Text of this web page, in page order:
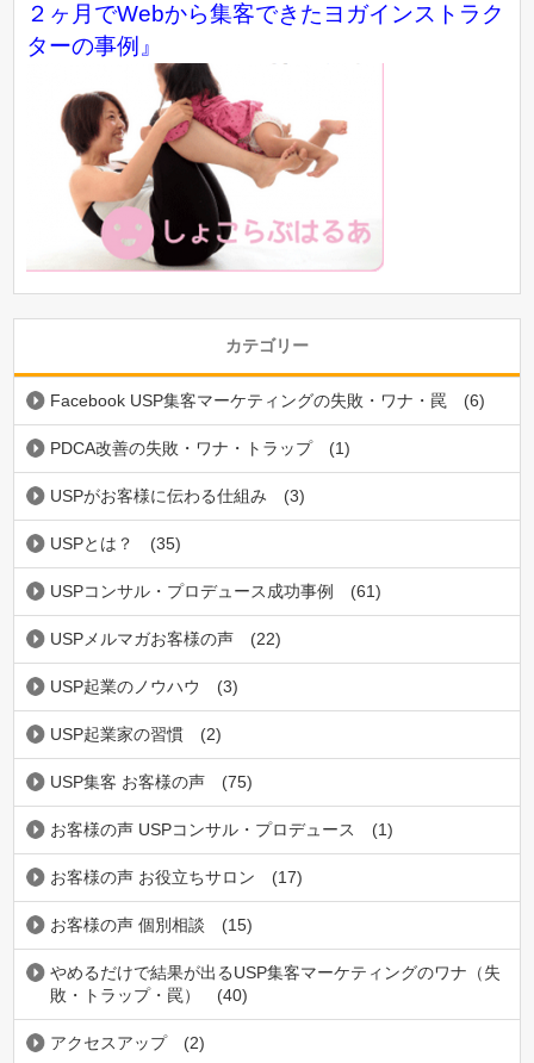
２ヶ月でWebから集客できたヨガインストラク
ターの事例』
カテゴリー
Facebook USP集客マーケティングの失敗・ワナ・罠 (6)
PDCA改善の失敗・ワナ・トラップ (1)
USPがお客様に伝わる仕組み (3)
USPとは？ (35)
USPコンサル・プロデュース成功事例 (61)
USPメルマガお客様の声 (22)
USP起業のノウハウ (3)
USP起業家の習慣 (2)
USP集客 お客様の声 (75)
お客様の声 USPコンサル・プロデュース (1)
お客様の声 お役立ちサロン (17)
お客様の声 個別相談 (15)
やめるだけで結果が出るUSP集客マーケティングのワナ（失
敗・トラップ・罠）
(40)
アクセスアップ (2)